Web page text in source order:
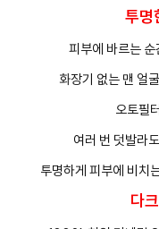
투명
피부에 바르는
화장기 없는 맨 얼
오토필
여러 번 덧발라
투명하게 피부에 비치
다